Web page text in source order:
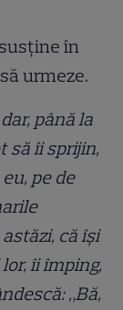
în
urmeze.
până la
să îi sprijin,
pe de
că își
îi împing,
„Bă,